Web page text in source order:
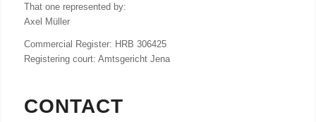
That one represented by:
Axel Müller
Commercial Register: HRB 306425
Registering court: Amtsgericht Jena
CONTACT